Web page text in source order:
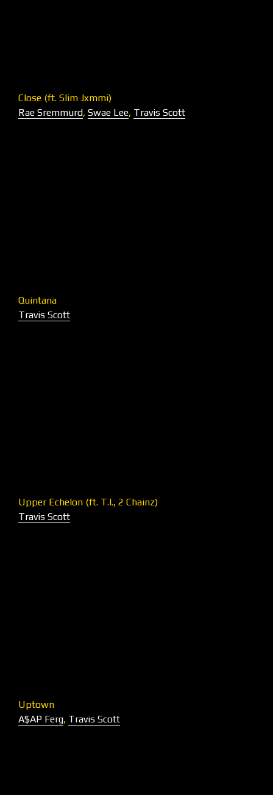
Close (ft. Slim Jxmmi)
Rae Sremmurd, Swae Lee, Travis Scott
Quintana
Travis Scott
Upper Echelon (ft. T.I., 2 Chainz)
Travis Scott
Uptown
A$AP Ferg, Travis Scott